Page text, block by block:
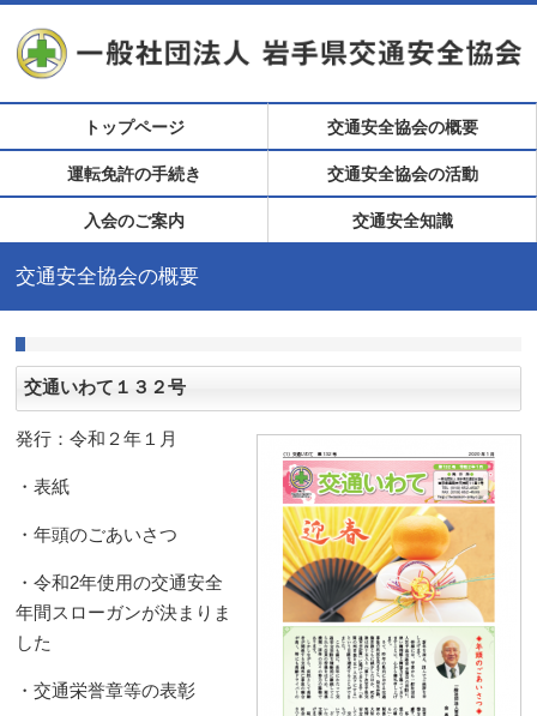
トップページ 交通安全協会の概要
運転免許の手続き 交通安全協会の活動
入会のご案内 交通安全知識
交通安全協会の概要
交通いわて１３２号
発行：令和２年１月
・表紙
・年頭のごあいさつ
・令和2年使用の交通安全
年間スローガンが決まりま
した
・交通栄誉章等の表彰